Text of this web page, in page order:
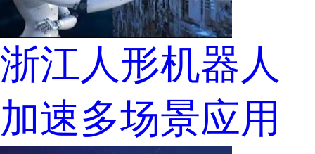
浙江人形机器人
加速多场景应用